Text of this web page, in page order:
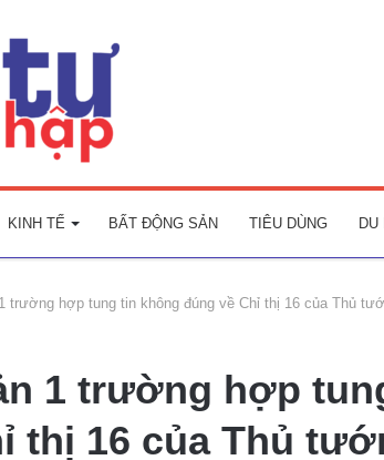
KINH TẾ BẤT ĐỘNG SẢN TIÊU DÙNG DU
trường hợp tung tin không đúng về Chỉ thị 16 của Thủ
1 trường hợp
thị 16 của Thủ